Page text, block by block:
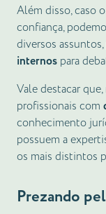
Além disso, caso
confiança,
diversos
internos para
Vale destacar
profissionais com
conhecimento
possuem a
os mais distintos
Prezando